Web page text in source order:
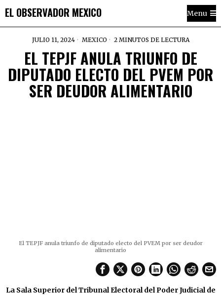
EL OBSERVADOR MEXICO Menu
JULIO 11, 2024 MEXICO 2 MINUTOS DE LECTURA
EL TEPJF ANULA TRIUNFO DE
DIPUTADO ELECTO DEL PVEM POR
SER DEUDOR ALIMENTARIO
El TEPJF anula triunfo de diputado electo del PVEM por ser deudor
alimentario
La Sala Superior del Tribunal Electoral del Poder Judicial de